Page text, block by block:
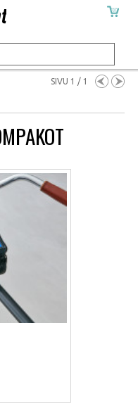
SIVU 1 / 1